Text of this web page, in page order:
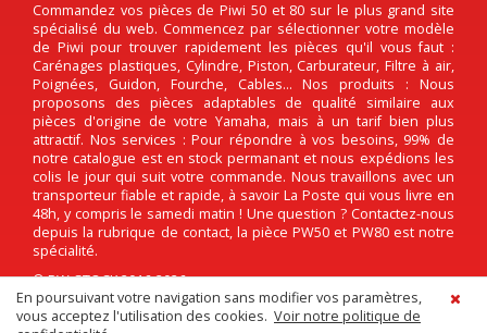
Commandez vos pièces de Piwi 50 et 80 sur le plus grand site
spécialisé du web. Commencez par sélectionner votre modèle
de Piwi pour trouver rapidement les pièces qu'il vous faut :
Carénages plastiques, Cylindre, Piston, Carburateur, Filtre à air,
Poignées, Guidon, Fourche, Cables... Nos produits : Nous
proposons des pièces adaptables de qualité similaire aux
pièces d'origine de votre Yamaha, mais à un tarif bien plus
attractif. Nos services : Pour répondre à vos besoins, 99% de
notre catalogue est en stock permanant et nous expédions les
colis le jour qui suit votre commande. Nous travaillons avec un
transporteur fiable et rapide, à savoir La Poste qui vous livre en
48h, y compris le samedi matin ! Une question ? Contactez-nous
depuis la rubrique de contact, la pièce PW50 et PW80 est notre
spécialité.
© PW-STOCK 2016-2026
En poursuivant votre navigation sans modifier vos paramètres,
vous acceptez l'utilisation des cookies. Voir notre politique de